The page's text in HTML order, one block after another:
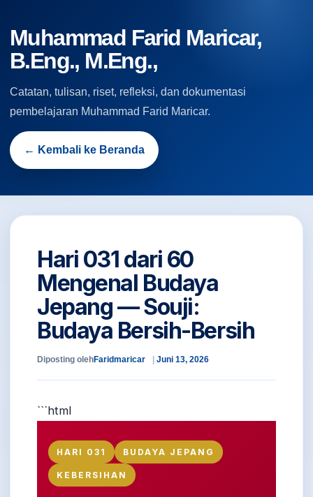
Muhammad Farid Maricar,
B.Eng., M.Eng.,
Catatan, tulisan, riset, refleksi, dan dokumentasi
pembelajaran Muhammad Farid Maricar.
← Kembali ke Beranda
Hari 031 dari 60
Mengenal Budaya
Jepang — Souji:
Budaya Bersih-Bersih
Diposting olehFaridmaricar Juni 13, 2026
```html
HARI 031 BUDAYA JEPANG
KEBERSIHAN